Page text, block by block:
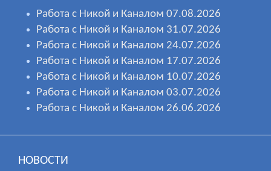
Работа с Никой и Каналом 07.08.2026
Работа с Никой и Каналом 31.07.2026
Работа с Никой и Каналом 24.07.2026
Работа с Никой и Каналом 17.07.2026
Работа с Никой и Каналом 10.07.2026
Работа с Никой и Каналом 03.07.2026
Работа с Никой и Каналом 26.06.2026
НОВОСТИ